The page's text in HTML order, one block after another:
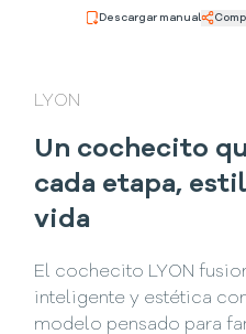
Descargar manual
LYON
Un cochecito
cada etapa,
vida
El cochecito LYON
inteligente y estética
modelo pensado para